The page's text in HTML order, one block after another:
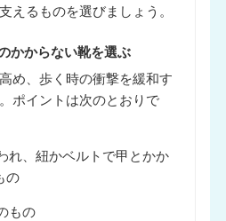
えるものを選びましょう。
かからない靴を選ぶ
め、歩く時の衝撃を緩和す
ポイントは次のとおりで
れ、紐かベルトで甲とかか
の
もの